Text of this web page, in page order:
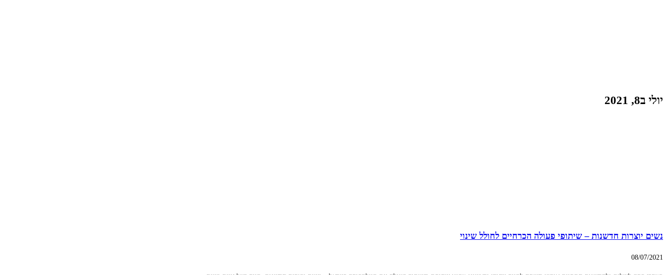
יולי ב8, 2021
נשים יוצרות חדשנות – שיתופי פעולה הכרחיים לחולל שינוי
08/07/2021